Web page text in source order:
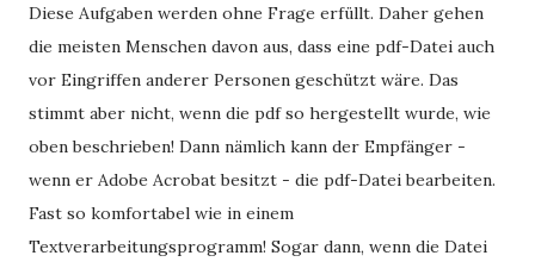
Diese Aufgaben werden ohne Frage erfüllt. Daher gehen
die meisten Menschen davon aus, dass eine pdf-Datei auch
vor Eingriffen anderer Personen geschützt wäre. Das
stimmt aber nicht, wenn die pdf so hergestellt wurde, wie
oben beschrieben! Dann nämlich kann der Empfänger -
wenn er Adobe Acrobat besitzt - die pdf-Datei bearbeiten.
Fast so komfortabel wie in einem
Textverarbeitungsprogramm! Sogar dann, wenn die Datei